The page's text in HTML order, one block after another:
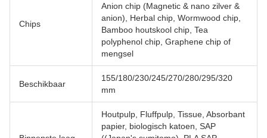
Chips
Anion chip (Magnetic & nano zilver &
anion), Herbal chip, Wormwood chip,
Bamboo houtskool chip, Tea
polyphenol chip, Graphene chip of
mengsel
Beschikbaar
155/180/230/245/270/280/295/320
mm
Houtpulp, Fluffpulp, Tissue, Absorbant
papier, biologisch katoen, SAP